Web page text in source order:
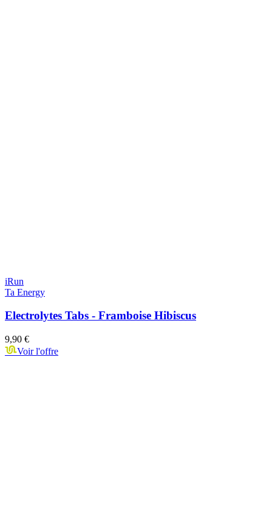
iRun
Ta Energy
Electrolytes Tabs - Framboise Hibiscus
9,90 €
Voir l'offre